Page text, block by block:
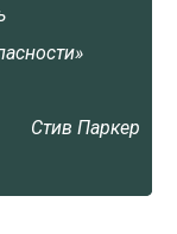
Стив Паркер